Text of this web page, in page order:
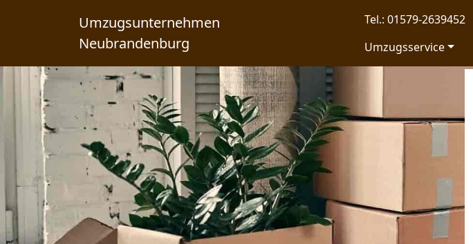
Umzugsunternehmen
Neubrandenburg
Tel.: 01579-2639452
Umzugsservice